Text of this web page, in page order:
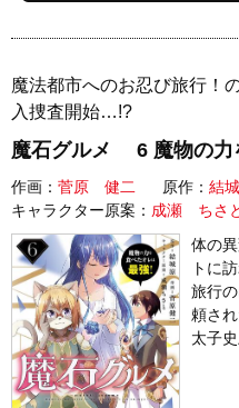
魔法都市へのお忍び旅行！
入捜査開始…!?
魔石グルメ 6 魔物の力
作画： 菅原 健二 原作： 結
キャラクター原案： 成瀬 ちさ
体の
トに
旅行
頼さ
太子